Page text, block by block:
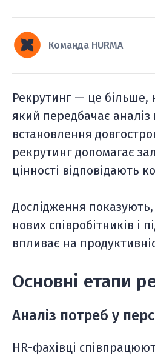
Команда HURMA
Рекрутинг — це більше,
який передбачає
встановлення
рекрутинг допомагає
цінності відповідають
Дослідження
нових співробітників і
впливає на
Основні етапи
Аналіз потреб у
HR-фахівці